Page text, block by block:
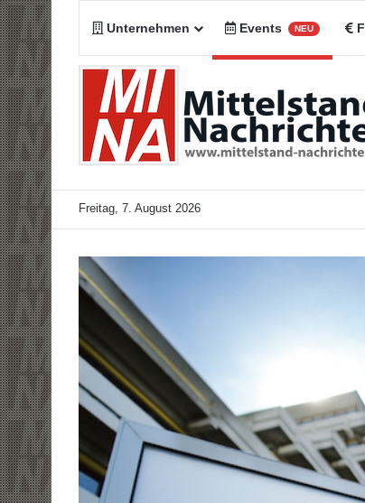
Unternehmen Events NEU
Freitag, 7. August 2026